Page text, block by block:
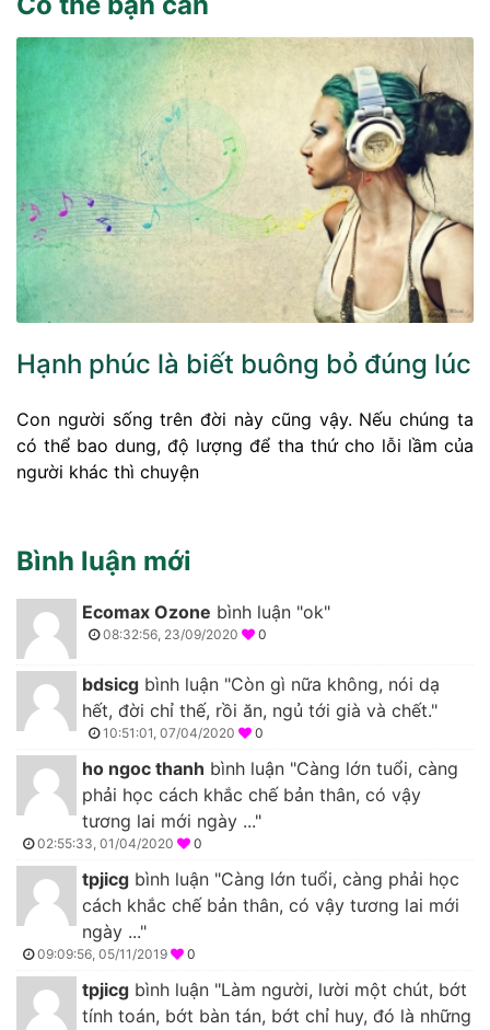
Hạnh phúc là biết buông bỏ đúng lúc
Con người sống trên đời này cũng vậy. Nếu chúng ta
có thể bao dung, độ lượng để tha thứ cho lỗi lầm của
người khác thì chuyện
Bình luận mới
Ecomax Ozone bình luận "ok"
08:32:56, 23/09/2020 0
bdsicg bình luận "Còn gì nữa không, nói dạ
hết, đời chỉ thế, rồi ăn, ngủ tới già và chết."
10:51:01, 07/04/2020 0
ho ngoc thanh bình luận "Càng lớn tuổi, càng
phải học cách khắc chế bản thân, có vậy
tương lai mới ngày ..."
02:55:33, 01/04/2020 0
tpjicg bình luận "Càng lớn tuổi, càng phải học
cách khắc chế bản thân, có vậy tương lai mới
ngày ..."
09:09:56, 05/11/2019 0
tpjicg bình luận "Làm người, lười một chút, bớt
tính toán, bớt bàn tán, bớt chỉ huy, đó là những